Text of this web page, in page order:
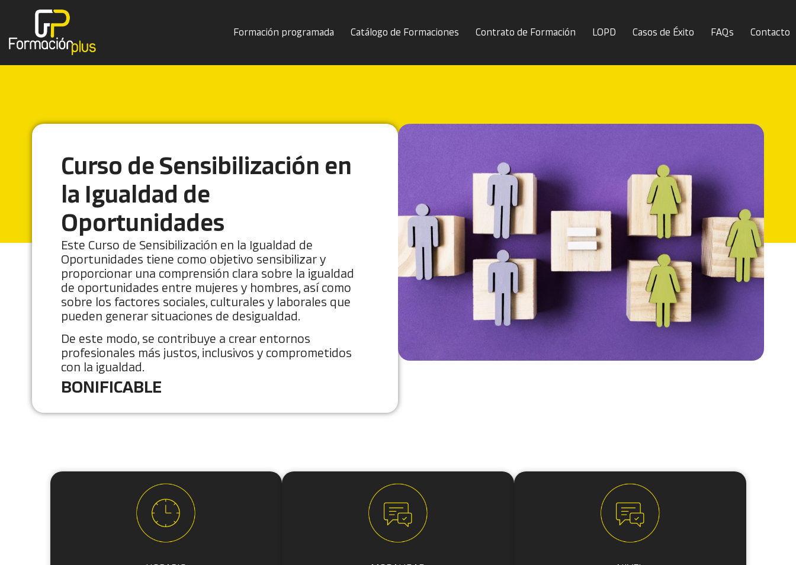
Formación programada Catálogo de Formaciones Contrato de Formación LOPD Casos de Éxito FAQs Contacto
Curso de Sensibilización en
la Igualdad de
Oportunidades
Este Curso de Sensibilización en la Igualdad de
Oportunidades tiene como objetivo sensibilizar y
proporcionar una comprensión clara sobre la igualdad
de oportunidades entre mujeres y hombres, así como
sobre los factores sociales, culturales y laborales que
pueden generar situaciones de desigualdad.
De este modo, se contribuye a crear entornos
profesionales más justos, inclusivos y comprometidos
con la igualdad.
BONIFICABLE